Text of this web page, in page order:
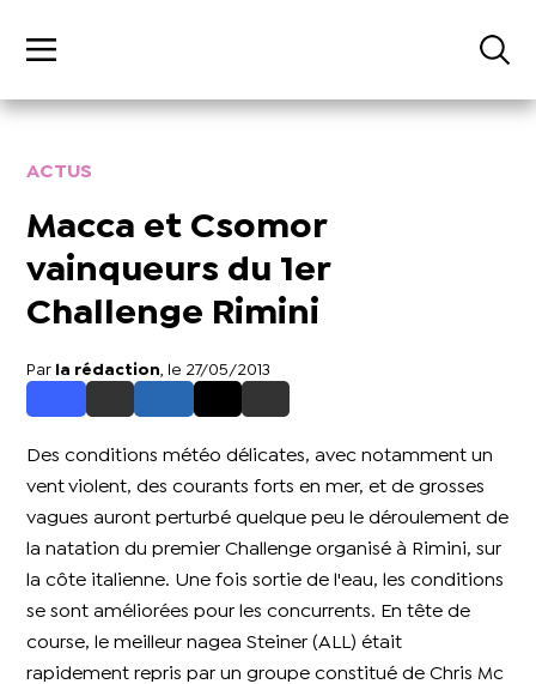
ACTUS
Macca et Csomor
vainqueurs du 1er
Challenge Rimini
Par la rédaction , le 27/05/2013
Des conditions météo délicates, avec notamment un
vent violent, des courants forts en mer, et de grosses
vagues auront perturbé quelque peu le déroulement de
la natation du premier Challenge organisé à Rimini, sur
la côte italienne. Une fois sortie de l'eau, les conditions
se sont améliorées pour les concurrents. En tête de
course, le meilleur nagea Steiner (ALL) était
rapidement repris par un groupe constitué de Chris Mc